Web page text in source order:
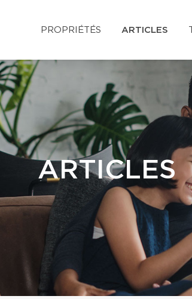
PROPRIÉTÉS ARTICLES
ARTICLES